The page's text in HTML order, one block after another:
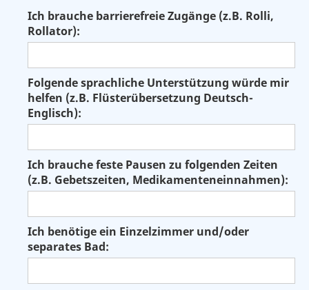
Ich brauche barrierefreie Zugänge (z.B. Rolli,
Rollator):
Folgende sprachliche Unterstützung würde mir
helfen (z.B. Flüsterübersetzung Deutsch-
Englisch):
Ich brauche feste Pausen zu folgenden Zeiten
(z.B. Gebetszeiten, Medikamenteneinnahmen):
Ich benötige ein Einzelzimmer und/oder
separates Bad: